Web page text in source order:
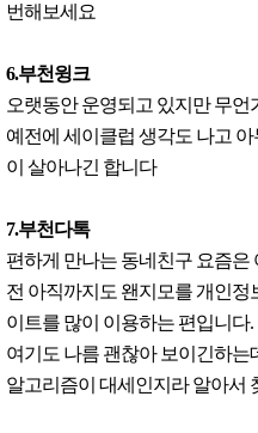
번해보세요
6.부천윙크
오랫동안 운영되고 있지만 무
예전에 세이클럽 생각도 나고
이 살아나긴 합니다
7.부천다톡
편하게 만나는 동네친구 요즘은
전 아직까지도 왠지모를 개인
이트를 많이 이용하는 편입니다.
여기도 나름 괜찮아 보이긴하
알고리즘이 대세인지라 알아서